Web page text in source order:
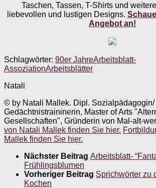
Taschen, Tassen, T-Shirts und
liebevollen und lustigen Designs.
Angebot an!
Schlagwörter: 90er JahreArbeitsblatt-
AssoziationArbeitsblätter
Natali
© by Natali Mallek. Dipl.
Gedächtnistraininerin, Master of Arts
Gesellschaften", Gründerin von Mal-alt-
von Natali Mallek finden Sie hier.
Mallek finden Sie hier.
Nächster Beitrag Arbeitsblatt-
Frühlingsblumen
Vorheriger Beitrag Sprichwörter zu
Kochen